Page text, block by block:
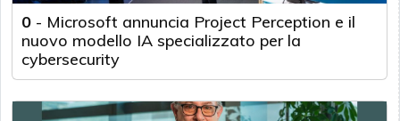
0 - Microsoft annuncia Project Perception e il
nuovo modello IA specializzato per la
cybersecurity